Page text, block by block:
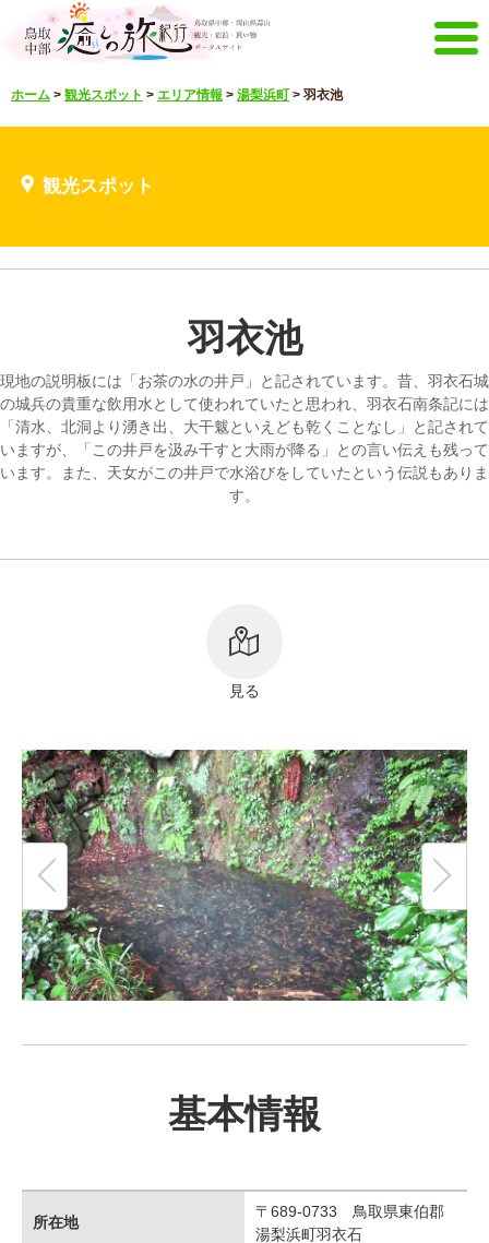
ホーム イベントキャンペーン
見どころ映像
その他のメニュー
鳥取中部観光推進機構 お問い合わせ
サイトマップ 当サイトについて
ホーム > 観光スポット > エリア情報 > 湯梨浜町 > 羽衣池
観光スポット
羽衣池
現地の説明板には「お茶の水の井戸」と記されています。昔、羽衣石城
の城兵の貴重な飲用水として使われていたと思われ、羽衣石南条記には
「清水、北洞より湧き出、大干魃といえども乾くことなし」と記されて
いますが、「この井戸を汲み干すと大雨が降る」との言い伝えも残って
います。また、天女がこの井戸で水浴びをしていたという伝説もありま
す。
見る
基本情報
所在地
〒689-0733 鳥取県東伯郡
湯梨浜町羽衣石